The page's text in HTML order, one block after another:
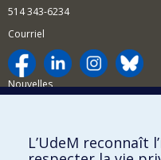
514 343-6234
Courriel
Nouvelles
Comment soutenir le
L’UdeM reconnaît